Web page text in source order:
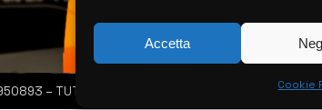
Accetta
Cookie
– TUTTI I DIRITTI RISERVATI – CREATO DA LUIGI